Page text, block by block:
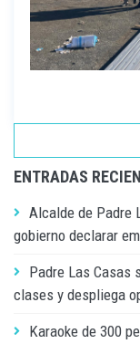
ENTRADAS
Alcalde de Padre
gobierno declarar
Padre Las Casas
clases y despliega
Karaoke de 300